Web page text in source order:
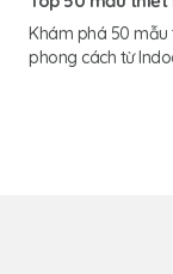
Khám phá 50 mẫu
phong cách từ